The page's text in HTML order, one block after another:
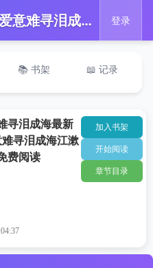
📖 江漱风楚薇薇爱意难寻泪成海最新章节在线阅读_爱意难寻泪成海江漱风楚薇薇最新小说免费阅读 登录
📚 书架 📖 记录
寻泪成海最新
寻泪成海江漱
费阅读
加入书架
开始阅读
章节目录